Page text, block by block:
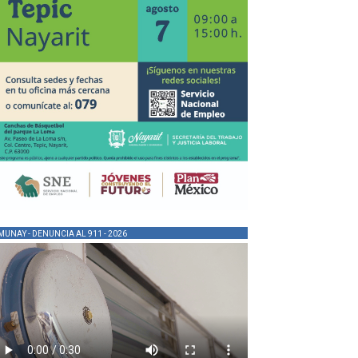
- DENUNCIA AL 911 - 2026